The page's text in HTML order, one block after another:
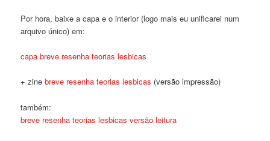
Por hora, baixe a capa e o interior (logo mais eu unificarei num
arquivo único) em:
capa breve resenha teorias lesbicas
+ zinebreve resenha teorias lesbicas (versão impressão)
também:
breve resenha teorias lesbicas versão leitura